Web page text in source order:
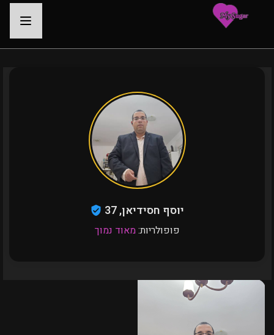
-
יוסף חסידיאן, 37
פופולריות:מאוד נמוך